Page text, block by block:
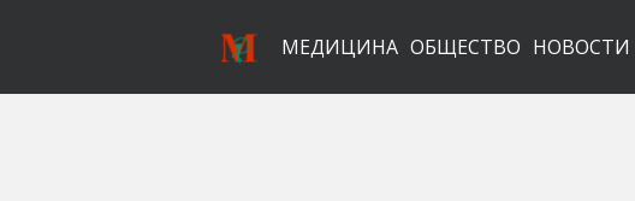
МЕДИЦИНА ОБЩЕСТВО НОВОСТИ